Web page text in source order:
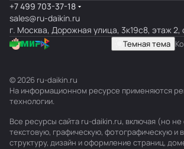
+7 499 703-37-18
sales@ru-daikin.ru
г. Москва, Дорожная улица, 3к19с8, этаж 2,
Темная тема
© 2026 ru-daikin.ru
На информационном ресурсе применяются
технологии.
Все ресурсы сайта ru-daikin.ru, включая (но не
текстовую, графическую, фотографическую и
структуру, дизайн и оформление страниц,